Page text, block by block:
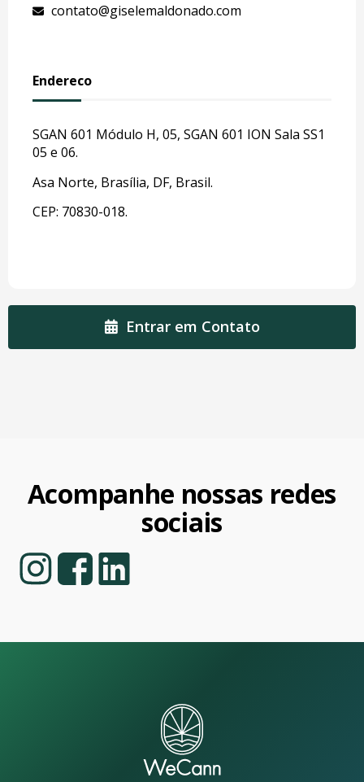
contato@giselemaldonado.com
Endereco
SGAN 601 Módulo H, 05, SGAN 601 ION Sala SS1
05 e 06.
Asa Norte, Brasília, DF, Brasil.
CEP: 70830-018.
Entrar em Contato
Acompanhe nossas redes
sociais